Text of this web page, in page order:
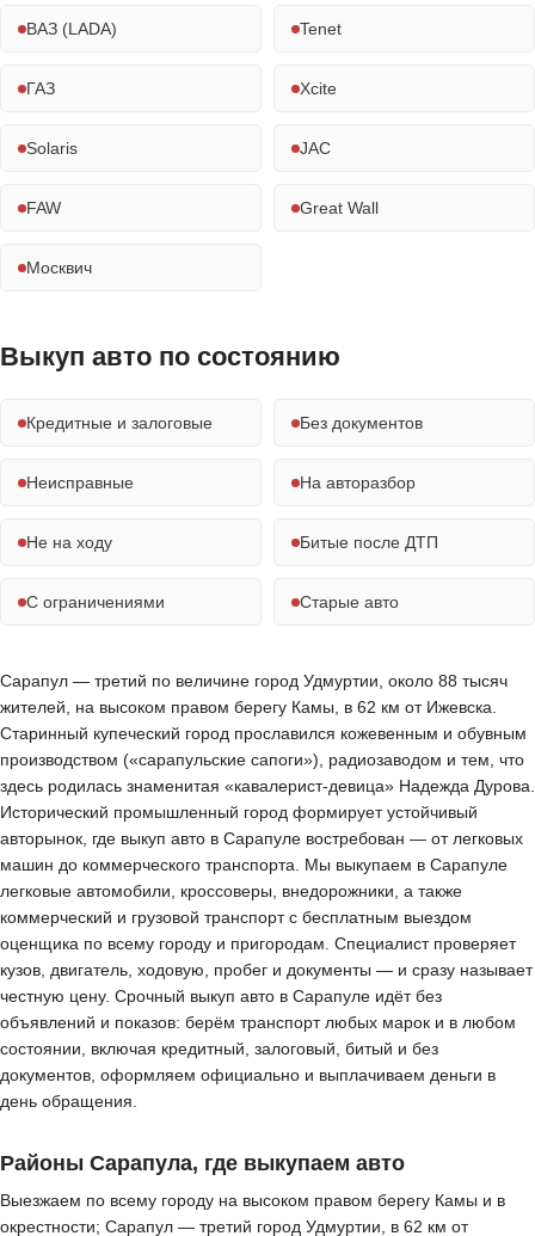
ВАЗ (LADA) Tenet
ГАЗ Xcite
Solaris JAC
FAW Great Wall
Москвич
Выкуп авто по состоянию
Кредитные и залоговые Без документов
Неисправные На авторазбор
Не на ходу Битые после ДТП
С ограничениями Старые авто
Сарапул — третий по величине город Удмуртии, около 88 тысяч
жителей, на высоком правом берегу Камы, в 62 км от Ижевска.
Старинный купеческий город прославился кожевенным и обувным
производством («сарапульские сапоги»), радиозаводом и тем, что
здесь родилась знаменитая «кавалерист-девица» Надежда Дурова.
Исторический промышленный город формирует устойчивый
авторынок, где выкуп авто в Сарапуле востребован — от легковых
машин до коммерческого транспорта. Мы выкупаем в Сарапуле
легковые автомобили, кроссоверы, внедорожники, а также
коммерческий и грузовой транспорт с бесплатным выездом
оценщика по всему городу и пригородам. Специалист проверяет
кузов, двигатель, ходовую, пробег и документы — и сразу называет
честную цену. Срочный выкуп авто в Сарапуле идёт без
объявлений и показов: берём транспорт любых марок и в любом
состоянии, включая кредитный, залоговый, битый и без
документов, оформляем официально и выплачиваем деньги в
день обращения.
Районы Сарапула, где выкупаем авто
Выезжаем по всему городу на высоком правом берегу Камы и в
окрестности; Сарапул — третий город Удмуртии, в 62 км от